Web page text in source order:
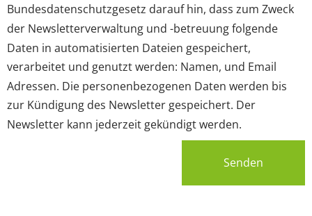
Bundesdatenschutzgesetz darauf hin, dass zum Zweck
der Newsletterverwaltung und -betreuung folgende
Daten in automatisierten Dateien gespeichert,
verarbeitet und genutzt werden: Namen, und Email
Adressen. Die personenbezogenen Daten werden bis
zur Kündigung des Newsletter gespeichert. Der
Newsletter kann jederzeit gekündigt werden.
Senden